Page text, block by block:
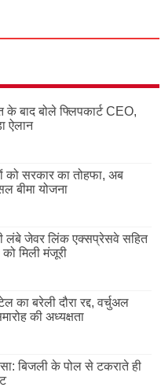
के बाद बोले फ्लिपकार्ट CEO,
ऐलान
को सरकार का तोहफा, अब
बीमा योजना
लंबे जेवर लिंक एक्सप्रेसवे सहित
मिली मंजूरी
का बरेली दौरा रद्द, वर्चुअल
की अध्यक्षता
बिजली के पोल से टकराते ही